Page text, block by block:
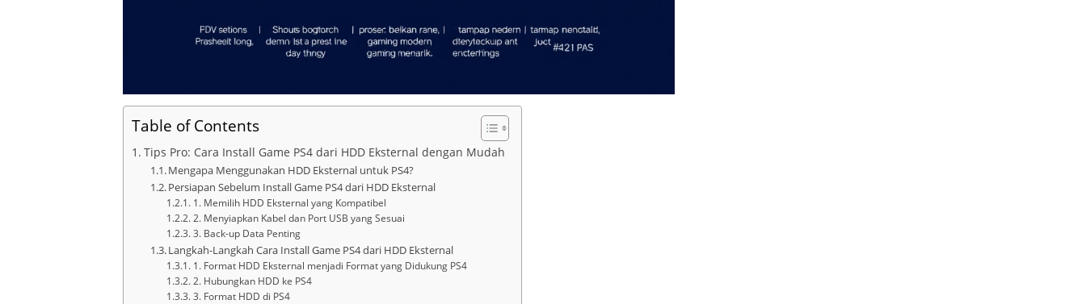
Table of Contents
Tips Pro: Cara Install Game PS4 dari HDD Eksternal dengan Mudah
Mengapa Menggunakan HDD Eksternal untuk PS4?
Persiapan Sebelum Install Game PS4 dari HDD Eksternal
1. Memilih HDD Eksternal yang Kompatibel
2. Menyiapkan Kabel dan Port USB yang Sesuai
3. Back-up Data Penting
Langkah-Langkah Cara Install Game PS4 dari HDD Eksternal
1. Format HDD Eksternal menjadi Format yang Didukung PS4
2. Hubungkan HDD ke PS4
3. Format HDD di PS4